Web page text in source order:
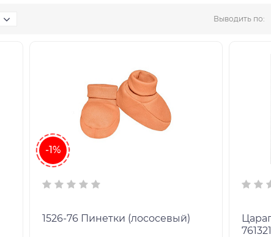
Выводить по:
-1%
1526-76 Пинетки (лососевый)